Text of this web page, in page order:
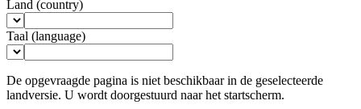
Land (country)
Taal (language)
De opgevraagde pagina is niet beschikbaar in de geselecteerde
landversie. U wordt doorgestuurd naar het startscherm.